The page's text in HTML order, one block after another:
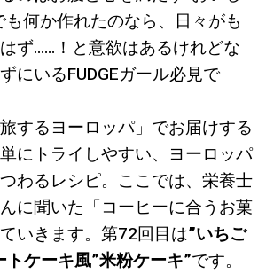
も何か作れたのなら、日々がも
ず……！と意欲はあるけれどな
にいるFUDGEガール必見で
するヨーロッパ」でお届けする
にトライしやすい、ヨーロッパ
わるレシピ。ここでは、栄養士
に聞いた「コーヒーに合うお菓
いきます。第72回目は”いちご
トケーキ風”米粉ケーキ”です。